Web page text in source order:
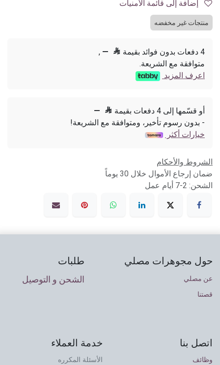
منتجات غير مخفضه
4 دفعات بدون فوائد بقيمة 
—
,
متوافقة مع الشريعة.
اعرف المزيد
أو قسّمها إلى 4 دفعات بقيمة 
—
- بدون رسوم تأخير، ومتوافقة مع الشريعة!
خيارات أكثر
الشروط والأحكام
ضمان إرجاع الأموال خلال 30 يوماً
الشحن: 2-7 أيام عمل
حول مجوهرات مصلي
عن مصلي
قصتنا
طلبات
الشحن و التوصيل
اتصل بنا
وظائف
خدمة العملاء
الأسئلة المكرره